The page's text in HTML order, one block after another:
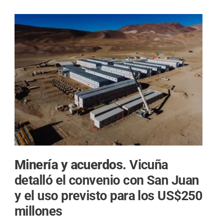
Minería y acuerdos.Vicuña
detalló el convenio con San Juan
y el uso previsto para los US$250
millones